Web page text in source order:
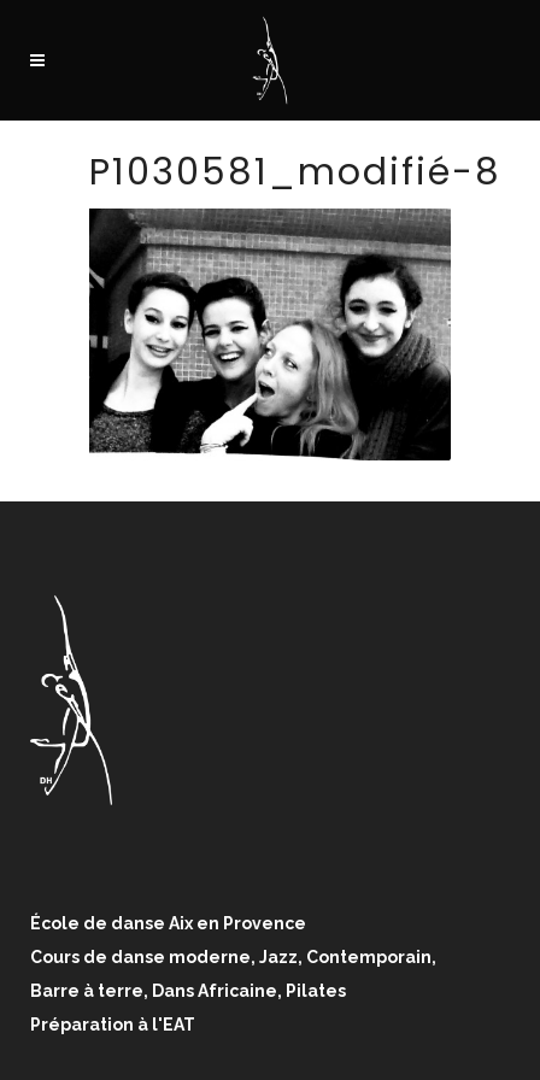
P1030581_modifié-8
École de danse Aix en Provence
Cours de danse moderne, Jazz, Contemporain,
Barre à terre, Dans Africaine, Pilates
Préparation à l'EAT